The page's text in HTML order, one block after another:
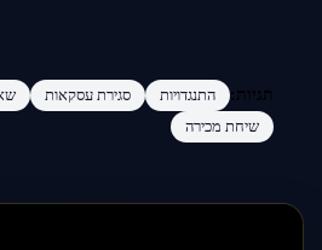
תגיות: התנגדויות סגירת עסקאות
שיחת מכירה